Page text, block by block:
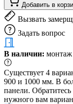
Добавить в
Вызвать
Задать вопрос
В наличии: монтаж
Существует 4
900 и 1000 мм. В
панели.
нужного вам